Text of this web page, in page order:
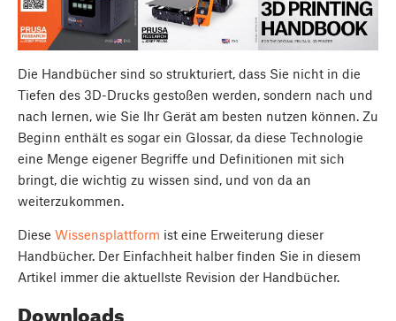
Die Handbücher sind so strukturiert, dass Sie nicht in die
Tiefen des 3D-Drucks gestoßen werden, sondern nach und
nach lernen, wie Sie Ihr Gerät am besten nutzen können. Zu
Beginn enthält es sogar ein Glossar, da diese Technologie
eine Menge eigener Begriffe und Definitionen mit sich
bringt, die wichtig zu wissen sind, und von da an
weiterzukommen.
Diese Wissensplattform ist eine Erweiterung dieser
Handbücher. Der Einfachheit halber finden Sie in diesem
Artikel immer die aktuellste Revision der Handbücher.
Downloads